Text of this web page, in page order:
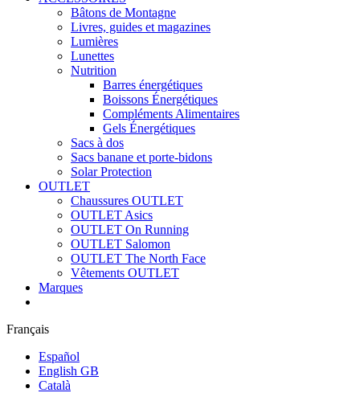
Bâtons de Montagne
Livres, guides et magazines
Lumières
Lunettes
Nutrition
Barres énergétiques
Boissons Énergétiques
Compléments Alimentaires
Gels Énergétiques
Sacs à dos
Sacs banane et porte-bidons
Solar Protection
OUTLET
Chaussures OUTLET
OUTLET Asics
OUTLET On Running
OUTLET Salomon
OUTLET The North Face
Vêtements OUTLET
Marques
Français
Español
English GB
Català